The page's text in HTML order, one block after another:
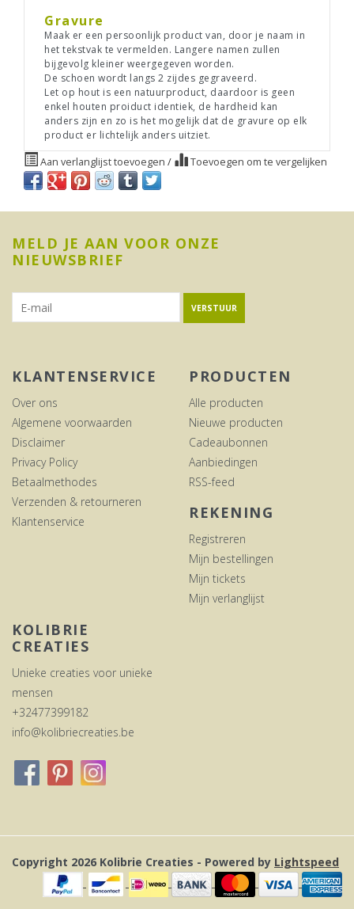
Gravure
Maak er een persoonlijk product van, door je naam in
het tekstvak te vermelden. Langere namen zullen
bijgevolg kleiner weergegeven worden.
De schoen wordt langs 2 zijdes gegraveerd.
Let op hout is een natuurproduct, daardoor is geen
enkel houten proiduct identiek, de hardheid kan
anders zijn en zo is het mogelijk dat de gravure op elk
product er lichtelijk anders uitziet.
Aan verlanglijst toevoegen / Toevoegen om te vergelijken
MELD JE AAN VOOR ONZE
NIEUWSBRIEF
VERSTUUR
KLANTENSERVICE
Over ons
Algemene voorwaarden
Disclaimer
Privacy Policy
Betaalmethodes
Verzenden & retourneren
Klantenservice
PRODUCTEN
Alle producten
Nieuwe producten
Cadeaubonnen
Aanbiedingen
RSS-feed
REKENING
Registreren
Mijn bestellingen
Mijn tickets
Mijn verlanglijst
KOLIBRIE
CREATIES
Unieke creaties voor unieke
mensen
+32477399182
info@kolibriecreaties.be
Copyright 2026 Kolibrie Creaties - Powered by Lightspeed